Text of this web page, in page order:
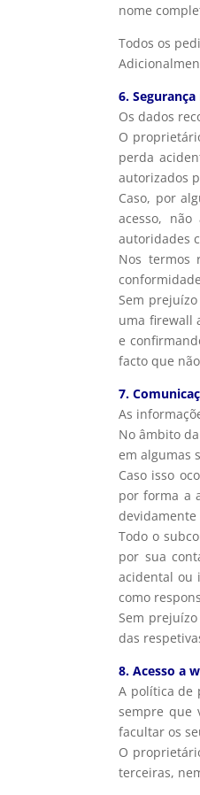
nome
Todos os
6.
Os dados
O
perda
autorizados
Caso, por
acesso,
autoridades
Nos termos
Sem
uma firewall
e
facto que
7.
As
No âmbito
em algumas
Caso isso
por forma a
Todo o
por sua
acidental ou
como
Sem
das
8. Acesso a
A política de
sempre que
facultar os
O
terceiras,